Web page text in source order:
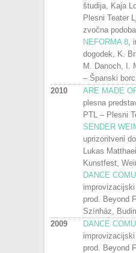
študija, Kaja
Plesni Teater
zvočna
NEFORMA 8 ,
dogodek, K.
M. Danoch, I.
– Španski
2010
ARE MADE
plesna
PTL – Plesni
SENDER
uprizoritveni
Lukas
Kunstfest,
DANCE
improvizacijski
prod. Beyond
Színház,
2009
DANCE
improvizacijski
prod. Beyond